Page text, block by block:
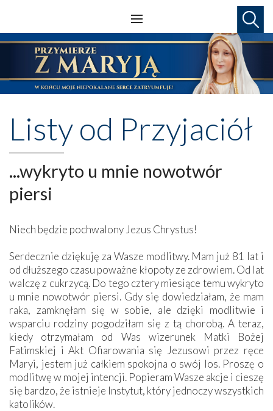
Listy od Przyjaciół
...wykryto u mnie nowotwór
piersi
Niech będzie pochwalony Jezus Chrystus!
Serdecznie dziękuję za Wasze modlitwy. Mam już 81 lat i
od dłuższego czasu poważne kłopoty ze zdrowiem. Od lat
walczę z cukrzycą. Do tego cztery miesiące temu wykryto
u mnie nowotwór piersi. Gdy się dowiedziałam, że mam
raka, zamknęłam się w sobie, ale dzięki modlitwie i
wsparciu rodziny pogodziłam się z tą chorobą. A teraz,
kiedy otrzymałam od Was wizerunek Matki Bożej
Fatimskiej i Akt Ofiarowania się Jezusowi przez ręce
Maryi, jestem już całkiem spokojna o swój los. Proszę o
modlitwę w mojej intencji. Popieram Wasze akcje i cieszę
się bardzo, że istnieje Instytut, który jednoczy wszystkich
katolików.